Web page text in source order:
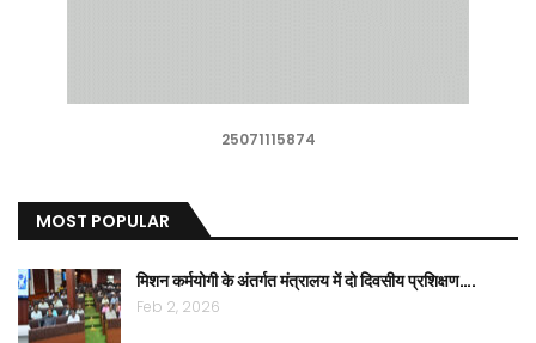
25071115874
MOST POPULAR
मिशन कर्मयोगी के अंतर्गत मंत्रालय में दो दिवसीय प्रशिक्षण….
Feb 2, 2026